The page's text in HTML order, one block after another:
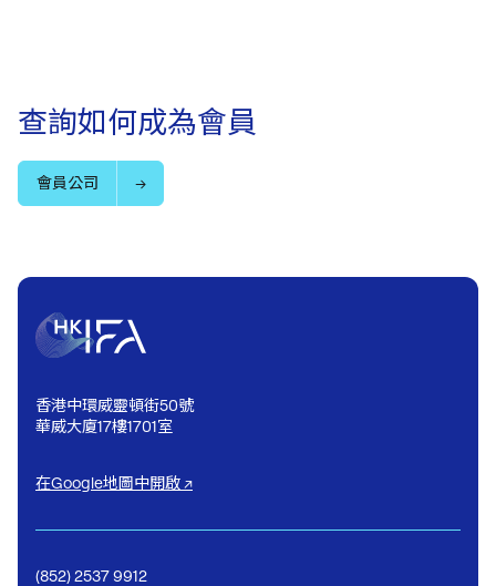
查詢如何成為會員
會員公司
香港中環威靈頓街50號
華威大廈17樓1701室
在Google地圖中開啟 ↗
(852) 2537 9912